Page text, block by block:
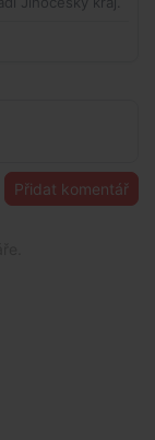
Přidat komentář